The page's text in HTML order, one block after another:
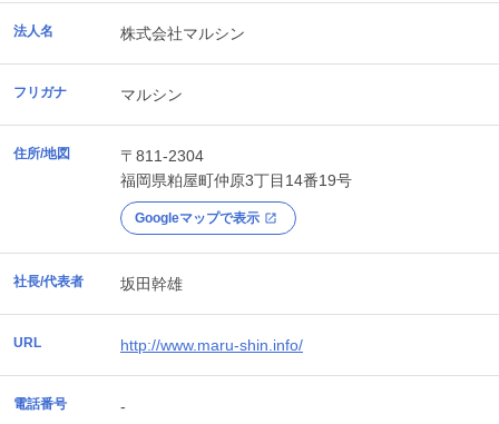
法人名 株式会社マルシン
フリガナ マルシン
住所/地図
〒811-2304
福岡県粕屋町仲原3丁目14番19号
Googleマップで表示
社長/代表者 坂田幹雄
URL http://www.maru-shin.info/
電話番号 -